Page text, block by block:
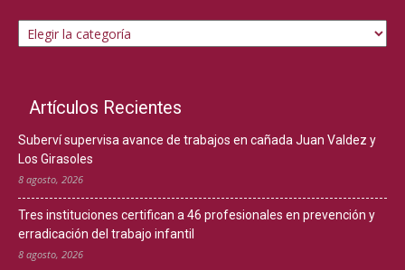
Temas
Artículos Recientes
Suberví supervisa avance de trabajos en cañada Juan Valdez y
Los Girasoles
8 agosto, 2026
Tres instituciones certifican a 46 profesionales en prevención y
erradicación del trabajo infantil
8 agosto, 2026